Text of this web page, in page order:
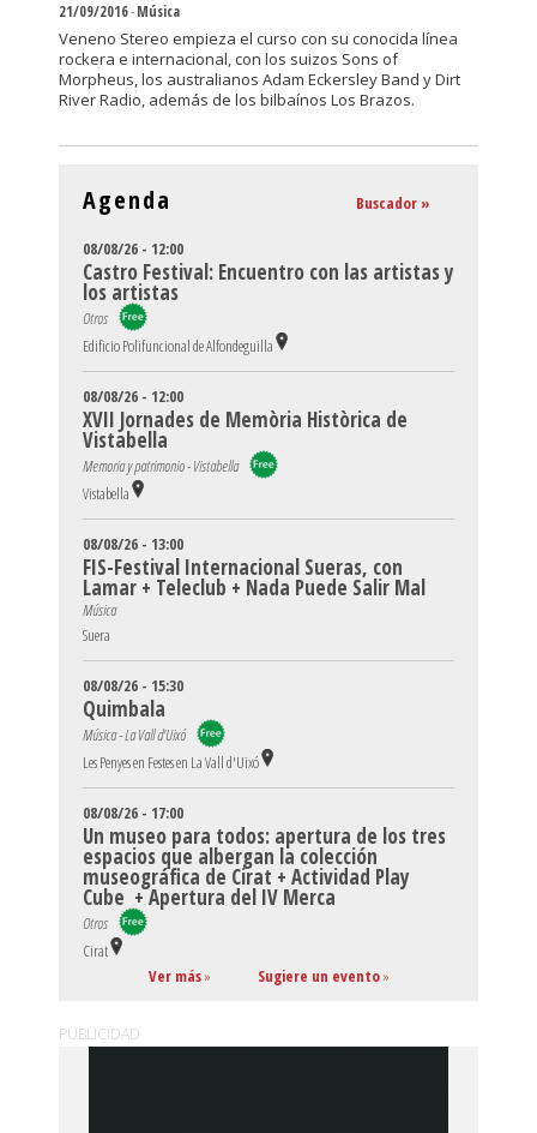
21/09/2016-Música
Veneno Stereo empieza el curso con su conocida línea
rockera e internacional, con los suizos Sons of
Morpheus, los australianos Adam Eckersley Band y Dirt
River Radio, además de los bilbaínos Los Brazos.
Agenda Buscador »
08/08/26 - 12:00
Castro Festival: Encuentro con las artistas y
los artistas
Otros
Edificio Polifuncional de Alfondeguilla
08/08/26 - 12:00
XVII Jornades de Memòria Històrica de
Vistabella
Memoria y patrimonio - Vistabella
Vistabella
08/08/26 - 13:00
FIS-Festival Internacional Sueras, con
Lamar + Teleclub + Nada Puede Salir Mal
Música
Suera
08/08/26 - 15:30
Quimbala
Música - La Vall d'Uixó
Les Penyes en Festes en La Vall d'Uixó
08/08/26 - 17:00
Un museo para todos: apertura de los tres
espacios que albergan la colección
museográfica de Cirat + Actividad Play
Cube + Apertura del IV Merca
Otros
Cirat
Ver más» Sugiere un evento»
PUBLICIDAD